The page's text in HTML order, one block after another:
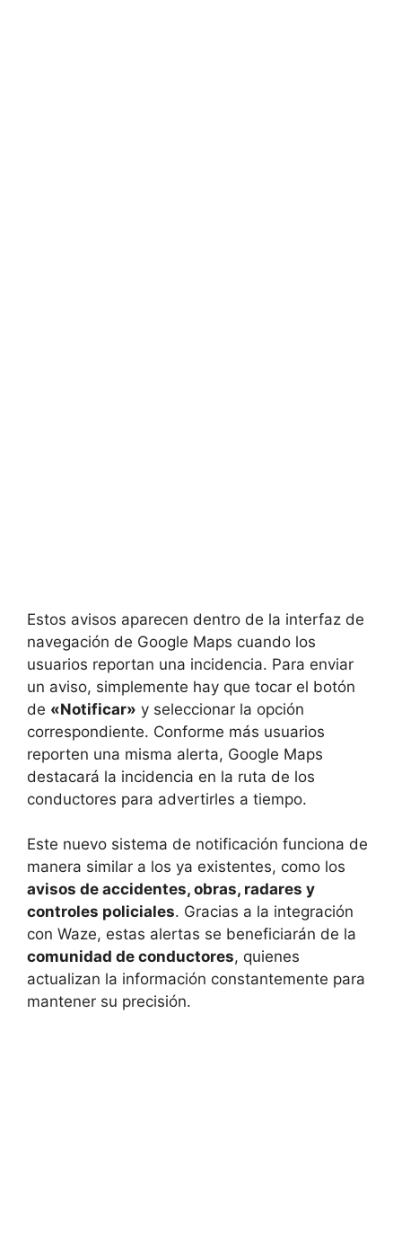
Estos avisos aparecen dentro de la interfaz de
navegación de Google Maps cuando los
usuarios reportan una incidencia. Para enviar
un aviso, simplemente hay que tocar el botón
de «Notificar» y seleccionar la opción
correspondiente. Conforme más usuarios
reporten una misma alerta, Google Maps
destacará la incidencia en la ruta de los
conductores para advertirles a tiempo.
Este nuevo sistema de notificación funciona de
manera similar a los ya existentes, como los
avisos de accidentes, obras, radares y
controles policiales. Gracias a la integración
con Waze, estas alertas se beneficiarán de la
comunidad de conductores, quienes
actualizan la información constantemente para
mantener su precisión.